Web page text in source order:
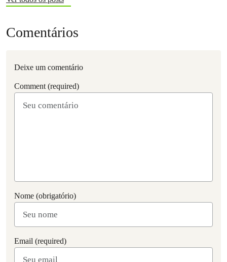
Comentários
Deixe um comentário
Comment (required)
Nome (obrigatório)
Email (required)